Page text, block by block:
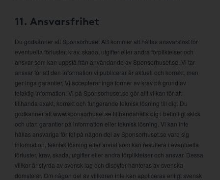
11. Ansvarsfrihet
Du godkänner att Sponsorhuset AB kommer att hållas ansvarslöst för
eventuella förluster, krav, skada, utgifter eller andra förpliktelser och
ansvar som kan uppstå från användande av Sponsorhuset.se. Vi tar
ansvar för att den information vi publicerar är aktuell och korrekt, men
ger inga garantier. Vi accepterar inga former av krav på grund av
felaktig information. Vi på Sponsorhuset.se gör allt vi kan för att
tillhanda exakt, korrekt och fungerande teknisk lösning till dig. Du
godkänner att www.sponsorhuset.se tillhandahålls dig i befintligt skick
och utan garantier på information eller teknisk lösning. Vi kan inte
hållas ansvariga för fel på någon del av Sponsorhuset.se vare sig
information, teknisk lösning eller annat som kan resultera i eventuella
förluster, krav, skada, utgifter eller andra förpliktelser och ansvar. Dessa
villkor är styrda av svensk lag och dispyter hanteras av svenska
domstolar. Om någon del av villkoren inte kan appliceras enligt svensk